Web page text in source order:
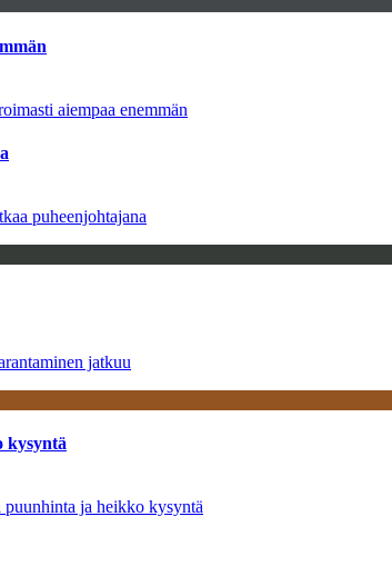
aiempaa enemmän
puheenjohtajana
jatkuu
kysyntä
ja heikko kysyntä